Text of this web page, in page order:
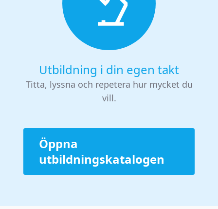
Utbildning i din egen takt
Titta, lyssna och repetera hur mycket du
vill.
Öppna
utbildningskatalogen